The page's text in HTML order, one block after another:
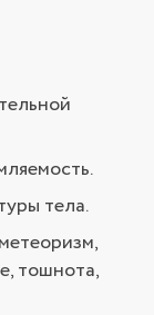
тела.
тошнота,